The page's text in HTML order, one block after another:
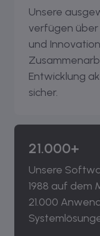
Unsere
verfügen
und
Entwicklung
sicher.
21.000+
Unsere
1988 auf dem
21.000